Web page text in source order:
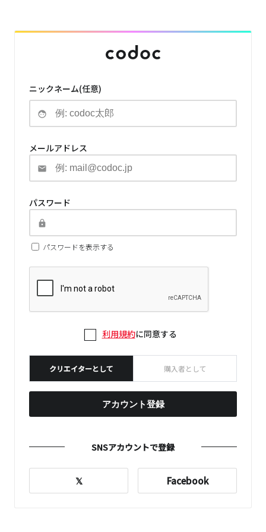
ニックネーム(任意)
メールアドレス
パスワード
パスワードを表示する
利用規約に同意する
クリエイターとして 購入者として
アカウント登録
SNSアカウントで登録
𝕏 Facebook